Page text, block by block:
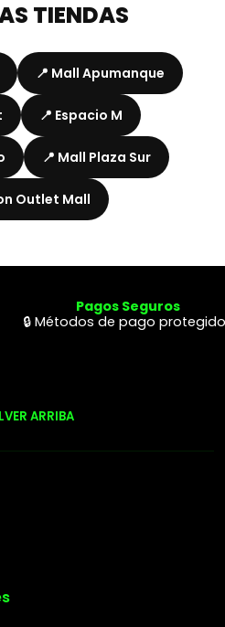
TIENDAS
📍 Mall Apumanque
📍 Espacio M
📍 Mall Plaza Sur
Outlet Mall
Pagos Seguros
🔒 Métodos de pago
ARRIBA